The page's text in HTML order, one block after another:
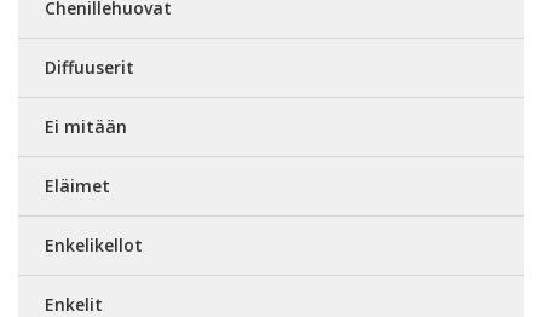
Chenillehuovat
Diffuuserit
Ei mitään
Eläimet
Enkelikellot
Enkelit